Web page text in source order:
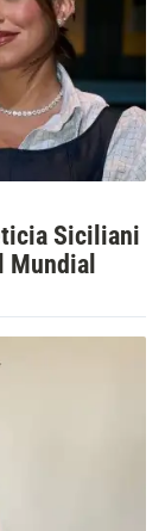
Siciliani
Mundial